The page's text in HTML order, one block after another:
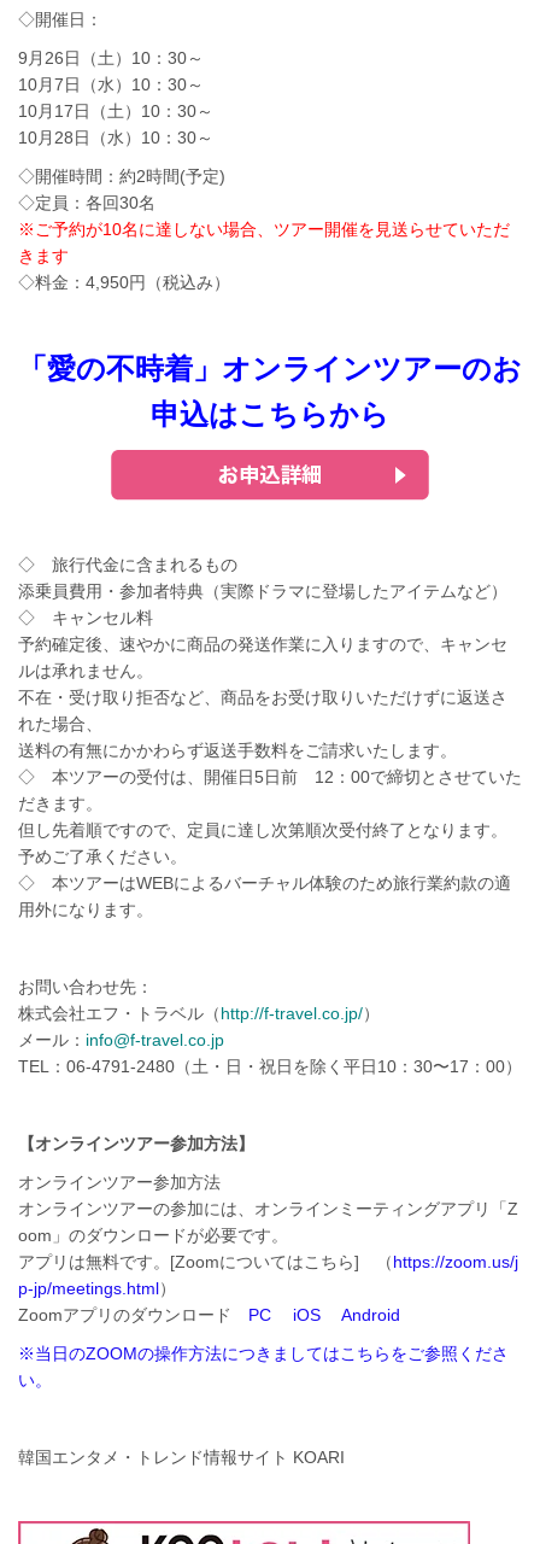
◇開催日：
9月26日（土）10：30～
10月7日（水）10：30～
10月17日（土）10：30～
10月28日（水）10：30～
◇開催時間：約2時間(予定)
◇定員：各回30名
※ご予約が10名に達しない場合、ツアー開催を見送らせていただ
きます
◇料金：4,950円（税込み）
「愛の不時着」オンラインツアーのお
申込はこちらから
◇ 旅行代金に含まれるもの
添乗員費用・参加者特典（実際ドラマに登場したアイテムなど）
◇ キャンセル料
予約確定後、速やかに商品の発送作業に入りますので、キャンセ
ルは承れません。
不在・受け取り拒否など、商品をお受け取りいただけずに返送さ
れた場合、
送料の有無にかかわらず返送手数料をご請求いたします。
◇ 本ツアーの受付は、開催日5日前 12：00で締切とさせていた
だきます。
但し先着順ですので、定員に達し次第順次受付終了となります。
予めご了承ください。
◇ 本ツアーはWEBによるバーチャル体験のため旅行業約款の適
用外になります。
お問い合わせ先：
株式会社エフ・トラベル（http://f-travel.co.jp/）
メール： info@f-travel.co.jp
TEL：06-4791-2480（土・日・祝日を除く平日10：30〜17：00）
【オンラインツアー参加方法】
オンラインツアー参加方法
オンラインツアーの参加には、オンラインミーティングアプリ「Z
oom」のダウンロードが必要です。
アプリは無料です。[Zoomについてはこちら] （https://zoom.us/j
p-jp/meetings.html）
Zoomアプリのダウンロード PC iOS
Android
※当日のZOOMの操作方法につきましてはこちらをご参照くださ
い。
韓国エンタメ・トレンド情報サイト KOARI